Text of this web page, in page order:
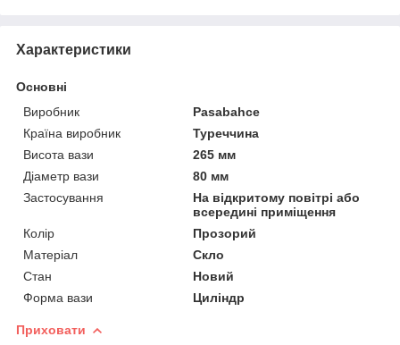
Характеристики
Основні
Виробник
Pasabahce
Країна виробник
Туреччина
Висота вази
265 мм
Діаметр вази
80 мм
Застосування
На відкритому повітрі або
всередині приміщення
Колір
Прозорий
Матеріал
Скло
Стан
Новий
Форма вази
Циліндр
Приховати